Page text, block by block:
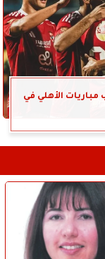
الأهلي في